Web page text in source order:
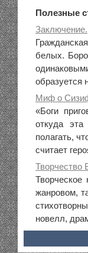
Полезные
Заключение.
белых.
образуется
Миф о
«Боги
откуда
полагать,
считает
Творчество
Творческое
жанровом,
новелл,